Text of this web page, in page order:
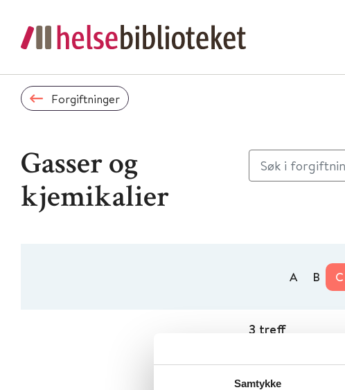
Samtykke
Forgiftninger
Gasser og
kjemikalier
A B C
3 treff
CS-gass